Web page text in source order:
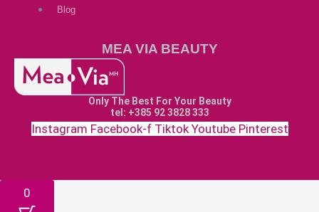
Blog
MEA VIA BEAUTY
Only The Best For Your Beauty
tel: +385 92 3828 333
Instagram Facebook-f Tiktok Youtube Pinterest
0